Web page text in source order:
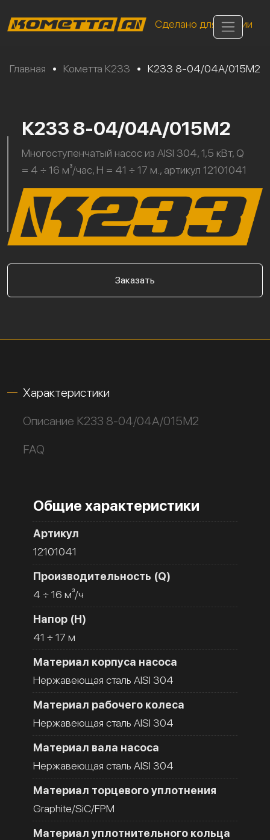
Сделано для России
Главная • Кометта К233 • К233 8-04/04А/015М2
К233 8-04/04А/015М2
Многоступенчатый насос из AISI 304, 1,5 кВт, Q
= 4 ÷ 16 м³/час, H = 41 ÷ 17 м., артикул 12101041
Заказать
Характеристики
Описание К233 8-04/04А/015М2
FAQ
Общие характеристики
Артикул
12101041
Производительность (Q)
4 ÷ 16 м³/ч
Напор (H)
41 ÷ 17 м
Материал корпуса насоса
Нержавеющая сталь AISI 304
Материал рабочего колеса
Нержавеющая сталь AISI 304
Материал вала насоса
Нержавеющая сталь AISI 304
Материал торцевого уплотнения
Graphite/SiC/FPM
Материал уплотнительного кольца